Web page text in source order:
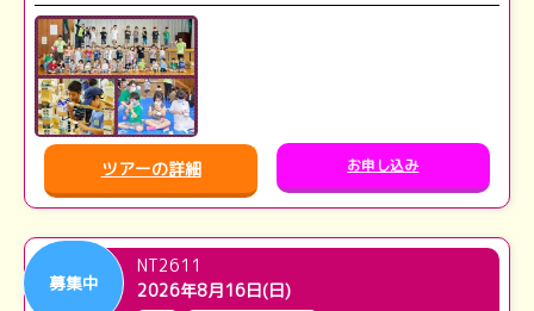
ツアーの詳細 お申し込み
募集中
NT2611
2026年8月16日(日)